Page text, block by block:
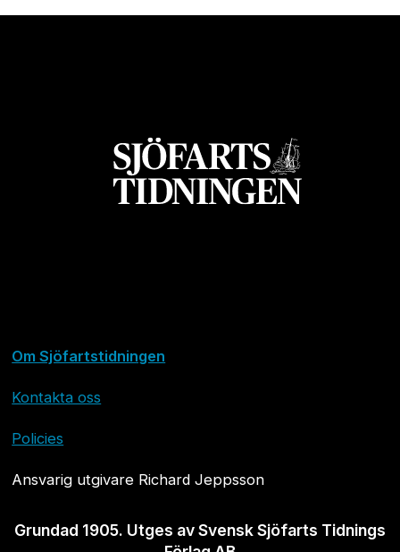
Om Sjöfartstidningen
Kontakta oss
Policies
Ansvarig utgivare Richard Jeppsson
Grundad 1905. Utges av Svensk Sjöfarts Tidnings